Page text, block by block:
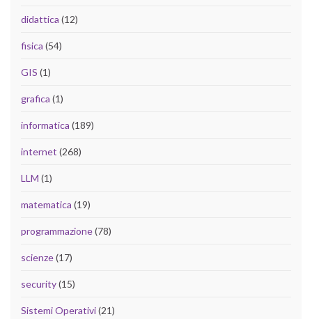
didattica (12)
fisica (54)
GIS (1)
grafica (1)
informatica (189)
internet (268)
LLM (1)
matematica (19)
programmazione(78)
scienze(17)
security(15)
Sistemi Operativi(21)